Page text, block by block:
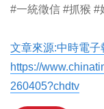
#一統徵信 #抓猴 #
文章來源:中時電
https://
260405?chdtv